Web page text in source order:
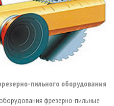
пильного оборудования
фрезерно-пильные